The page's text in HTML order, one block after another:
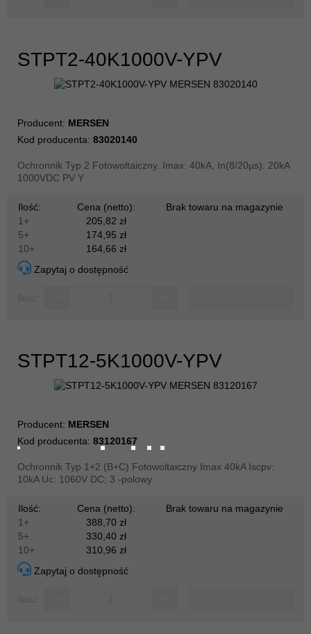
STPT2-40K1000V-YPV
Producent: MERSEN
Kod producenta: 83020140
Ochronnik Typ 2 Fotowoltaiczny. Imax: 40kA, In(8/20µs): 20kA
1000VDC PV Y
Ilość:
Cena (netto):
1+
205,82 zł
5+
174,95 zł
10+
164,66 zł
Brak towaru na magazynie
Zapytaj o dostępność
STPT12-5K1000V-YPV
Producent: MERSEN
Kod producenta: 83120167
Ochronnik Typ 1+2 (B+C) Fotowoltaiczny Imax 40kA Iscpv:
10kA Uc: 1060V DC; 3 -polowy
Ilość:
Cena (netto):
1+
388,70 zł
5+
330,40 zł
10+
310,96 zł
Brak towaru na magazynie
Zapytaj o dostępność